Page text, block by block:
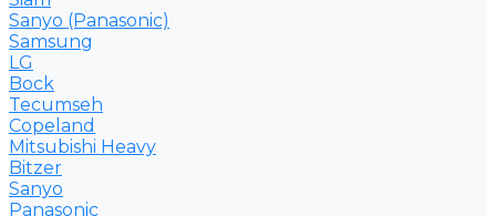
Sanyo (Panasonic)
Samsung
LG
Bock
Tecumseh
Copeland
Mitsubishi Heavy
Bitzer
Sanyo
Рanasonic